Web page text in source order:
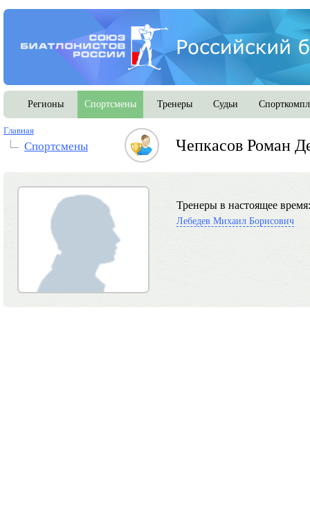
Регионы Спортсмены Тренеры Судьи
Главная
Спортсмены Чепкасов Роман
Тренеры в настоящее время:
Лебедев Михаил Борисович